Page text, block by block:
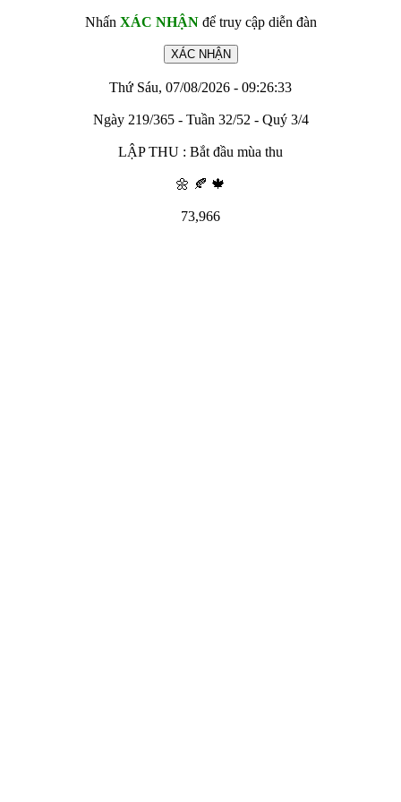
Nhấn XÁC NHẬNđể truy cập diễn đàn
Thứ Sáu, 07/08/2026 - 09:26:33
Ngày 219/365 - Tuần 32/52 - Quý 3/4
LẬP THU : Bắt đầu mùa thu
🌼 🍂 🍁
73,966